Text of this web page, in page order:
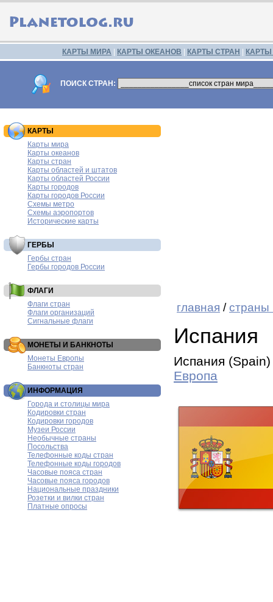
КАРТЫ МИРА КАРТЫ ОКЕАНОВ КАРТЫ СТРАН
ПОИСК СТРАН:
КАРТЫ
Карты мира
Карты океанов
Карты стран
Карты областей и штатов
Карты областей России
Карты городов
Карты городов России
Схемы метро
Схемы аэропортов
Исторические карты
ГЕРБЫ
Гербы стран
Гербы городов России
ФЛАГИ
Флаги стран
Флаги организаций
Сигнальные флаги
МОНЕТЫ И БАНКНОТЫ
Монеты Европы
Банкноты стран
ИНФОРМАЦИЯ
Города и столицы мира
Кодировки стран
Кодировки городов
Музеи России
Необычные страны
Посольства
Телефонные коды стран
Телефонные коды городов
Часовые пояса стран
Часовые пояса городов
Национальные праздники
Розетки и вилки стран
Платные опросы
главная /страны
Испания
Испания
Европа